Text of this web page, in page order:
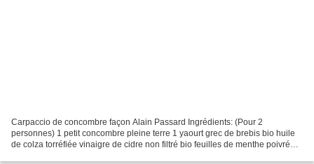
Carpaccio de concombre façon Alain Passard Ingrédients: (Pour 2
personnes) 1 petit concombre pleine terre 1 yaourt grec de brebis bio huile
de colza torréfiée vinaigre de cidre non filtré bio feuilles de menthe poivrée